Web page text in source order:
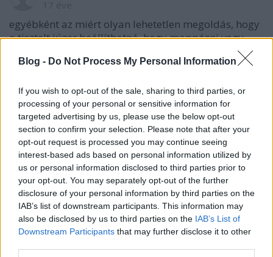
Blog - Do Not Process My Personal Information
If you wish to opt-out of the sale, sharing to third parties, or
processing of your personal or sensitive information for
targeted advertising by us, please use the below opt-out
section to confirm your selection. Please note that after your
opt-out request is processed you may continue seeing
interest-based ads based on personal information utilized by
us or personal information disclosed to third parties prior to
your opt-out. You may separately opt-out of the further
disclosure of your personal information by third parties on the
IAB’s list of downstream participants. This information may
also be disclosed by us to third parties on the IAB’s List of
Downstream Participants that may further disclose it to other
egyébként az miért olyan lehetetlen megoldás, hogy
a tisztelt júzer beállíthatná, hogy mappázni vagy
cimkézni akar? nem hiszem hogy meghaladná a
gugli programozóinak tudását..
natt
17 éve
nem tudom, hogy jól értem-e a problémát, de
szerintem a címkéket lehet hierarchikusan szervezni
a gmailben.
csak egy folders4gmail greasemonkey script kell
hozzá, vagy, ami még jobb, a bettergmail2
extension, amiben más hasznos funkciók is vannak.